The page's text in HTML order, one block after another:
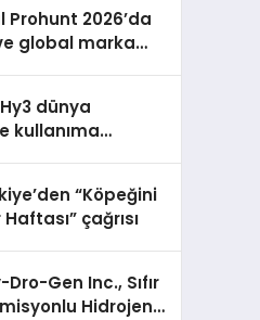
2026’da
global marka
dünya
kullanıma
“Köpeğini
çağrısı
Gen Inc., Sıfır
Hidrojen